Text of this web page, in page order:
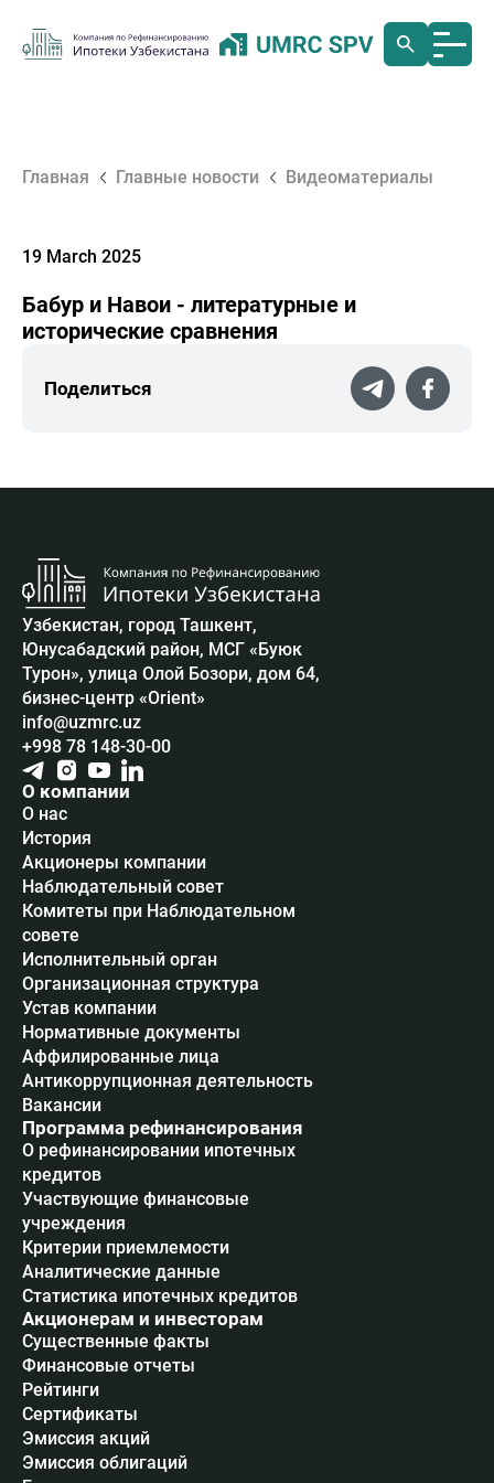
Главная Главные новости Видеоматериалы
19 March 2025
Бабур и Навои - литературные и
исторические сравнения
Поделиться
Узбекистан, город Ташкент,
Юнусабадский район, МСГ «Буюк
Турон», улица Олой Бозори, дом 64,
бизнес-центр «Orient»
info@uzmrc.uz
+998 78 148-30-00
О компании
О нас
История
Акционеры компании
Наблюдательный совет
Комитеты при Наблюдательном
совете
Исполнительный орган
Организационная структура
Устав компании
Нормативные документы
Аффилированные лица
Антикоррупционная деятельность
Вакансии
Программа рефинансирования
О рефинансировании ипотечных
кредитов
Участвующие финансовые
учреждения
Критерии приемлемости
Аналитические данные
Статистика ипотечных кредитов
Акционерам и инвесторам
Существенные факты
Финансовые отчеты
Рейтинги
Сертификаты
Эмиссия акций
Эмиссия облигаций